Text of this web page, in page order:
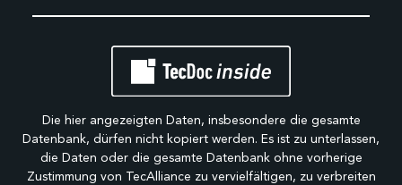
Die hier angezeigten Daten, insbesondere die gesamte
Datenbank, dürfen nicht kopiert werden. Es ist zu unterlassen,
die Daten oder die gesamte Datenbank ohne vorherige
Zustimmung von TecAlliance zu vervielfältigen, zu verbreiten